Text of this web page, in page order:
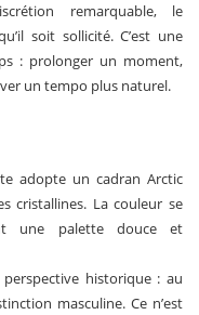
remarquable, le
soit sollicité. C’est une
: prolonger un moment,
un tempo plus naturel.
adopte un cadran Arctic
cristallines. La couleur se
une palette douce et
historique : au
masculine. Ce n’est